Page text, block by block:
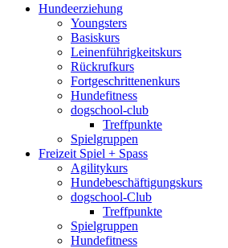
Hundeerziehung
Youngsters
Basiskurs
Leinenführigkeitskurs
Rückrufkurs
Fortgeschrittenenkurs
Hundefitness
dogschool-club
Treffpunkte
Spielgruppen
Freizeit Spiel + Spass
Agilitykurs
Hundebeschäftigungskurs
dogschool-Club
Treffpunkte
Spielgruppen
Hundefitness